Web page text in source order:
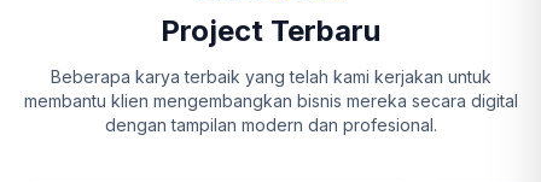
Project Terbaru
Beberapa karya terbaik yang telah kami kerjakan untuk
membantu klien mengembangkan bisnis mereka secara digital
dengan tampilan modern dan profesional.